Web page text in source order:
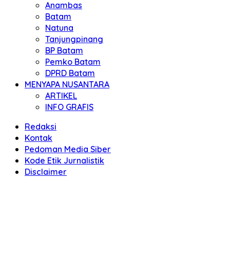
Anambas
Batam
Natuna
Tanjungpinang
BP Batam
Pemko Batam
DPRD Batam
MENYAPA NUSANTARA
ARTIKEL
INFO GRAFIS
Redaksi
Kontak
Pedoman Media Siber
Kode Etik Jurnalistik
Disclaimer